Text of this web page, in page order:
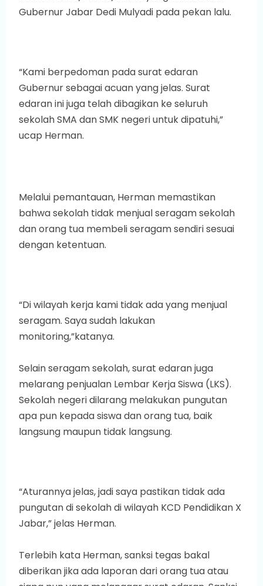
Gubernur Jabar Dedi Mulyadi pada pekan lalu.
“Kami berpedoman pada surat edaran
Gubernur sebagai acuan yang jelas. Surat
edaran ini juga telah dibagikan ke seluruh
sekolah SMA dan SMK negeri untuk dipatuhi,”
ucap Herman.
Melalui pemantauan, Herman memastikan
bahwa sekolah tidak menjual seragam sekolah
dan orang tua membeli seragam sendiri sesuai
dengan ketentuan.
“Di wilayah kerja kami tidak ada yang menjual
seragam. Saya sudah lakukan
monitoring,”katanya.
Selain seragam sekolah, surat edaran juga
melarang penjualan Lembar Kerja Siswa (LKS).
Sekolah negeri dilarang melakukan pungutan
apa pun kepada siswa dan orang tua, baik
langsung maupun tidak langsung.
“Aturannya jelas, jadi saya pastikan tidak ada
pungutan di sekolah di wilayah KCD Pendidikan X
Jabar,” jelas Herman.
Terlebih kata Herman, sanksi tegas bakal
diberikan jika ada laporan dari orang tua atau